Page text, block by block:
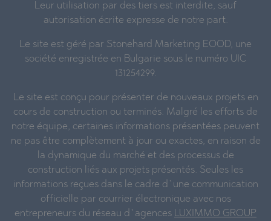
Leur utilisation par des tiers est interdite, sauf
autorisation écrite expresse de notre part.
Le site est géré par Stonehard Marketing EOOD, une
société enregistrée en Bulgarie sous le numéro UIC
131254299.
Le site est conçu pour présenter de nouveaux projets en
cours de construction ou terminés. Malgré les efforts de
notre équipe, certaines informations présentées peuvent
ne pas être complètement à jour ou exactes, en raison de
la dynamique du marché et des processus de
construction liés aux projets présentés. Seules les
informations reçues dans le cadre d`une communication
officielle par courrier électronique avec nos
entrepreneurs du réseau d`agences LUXIMMO GROUP